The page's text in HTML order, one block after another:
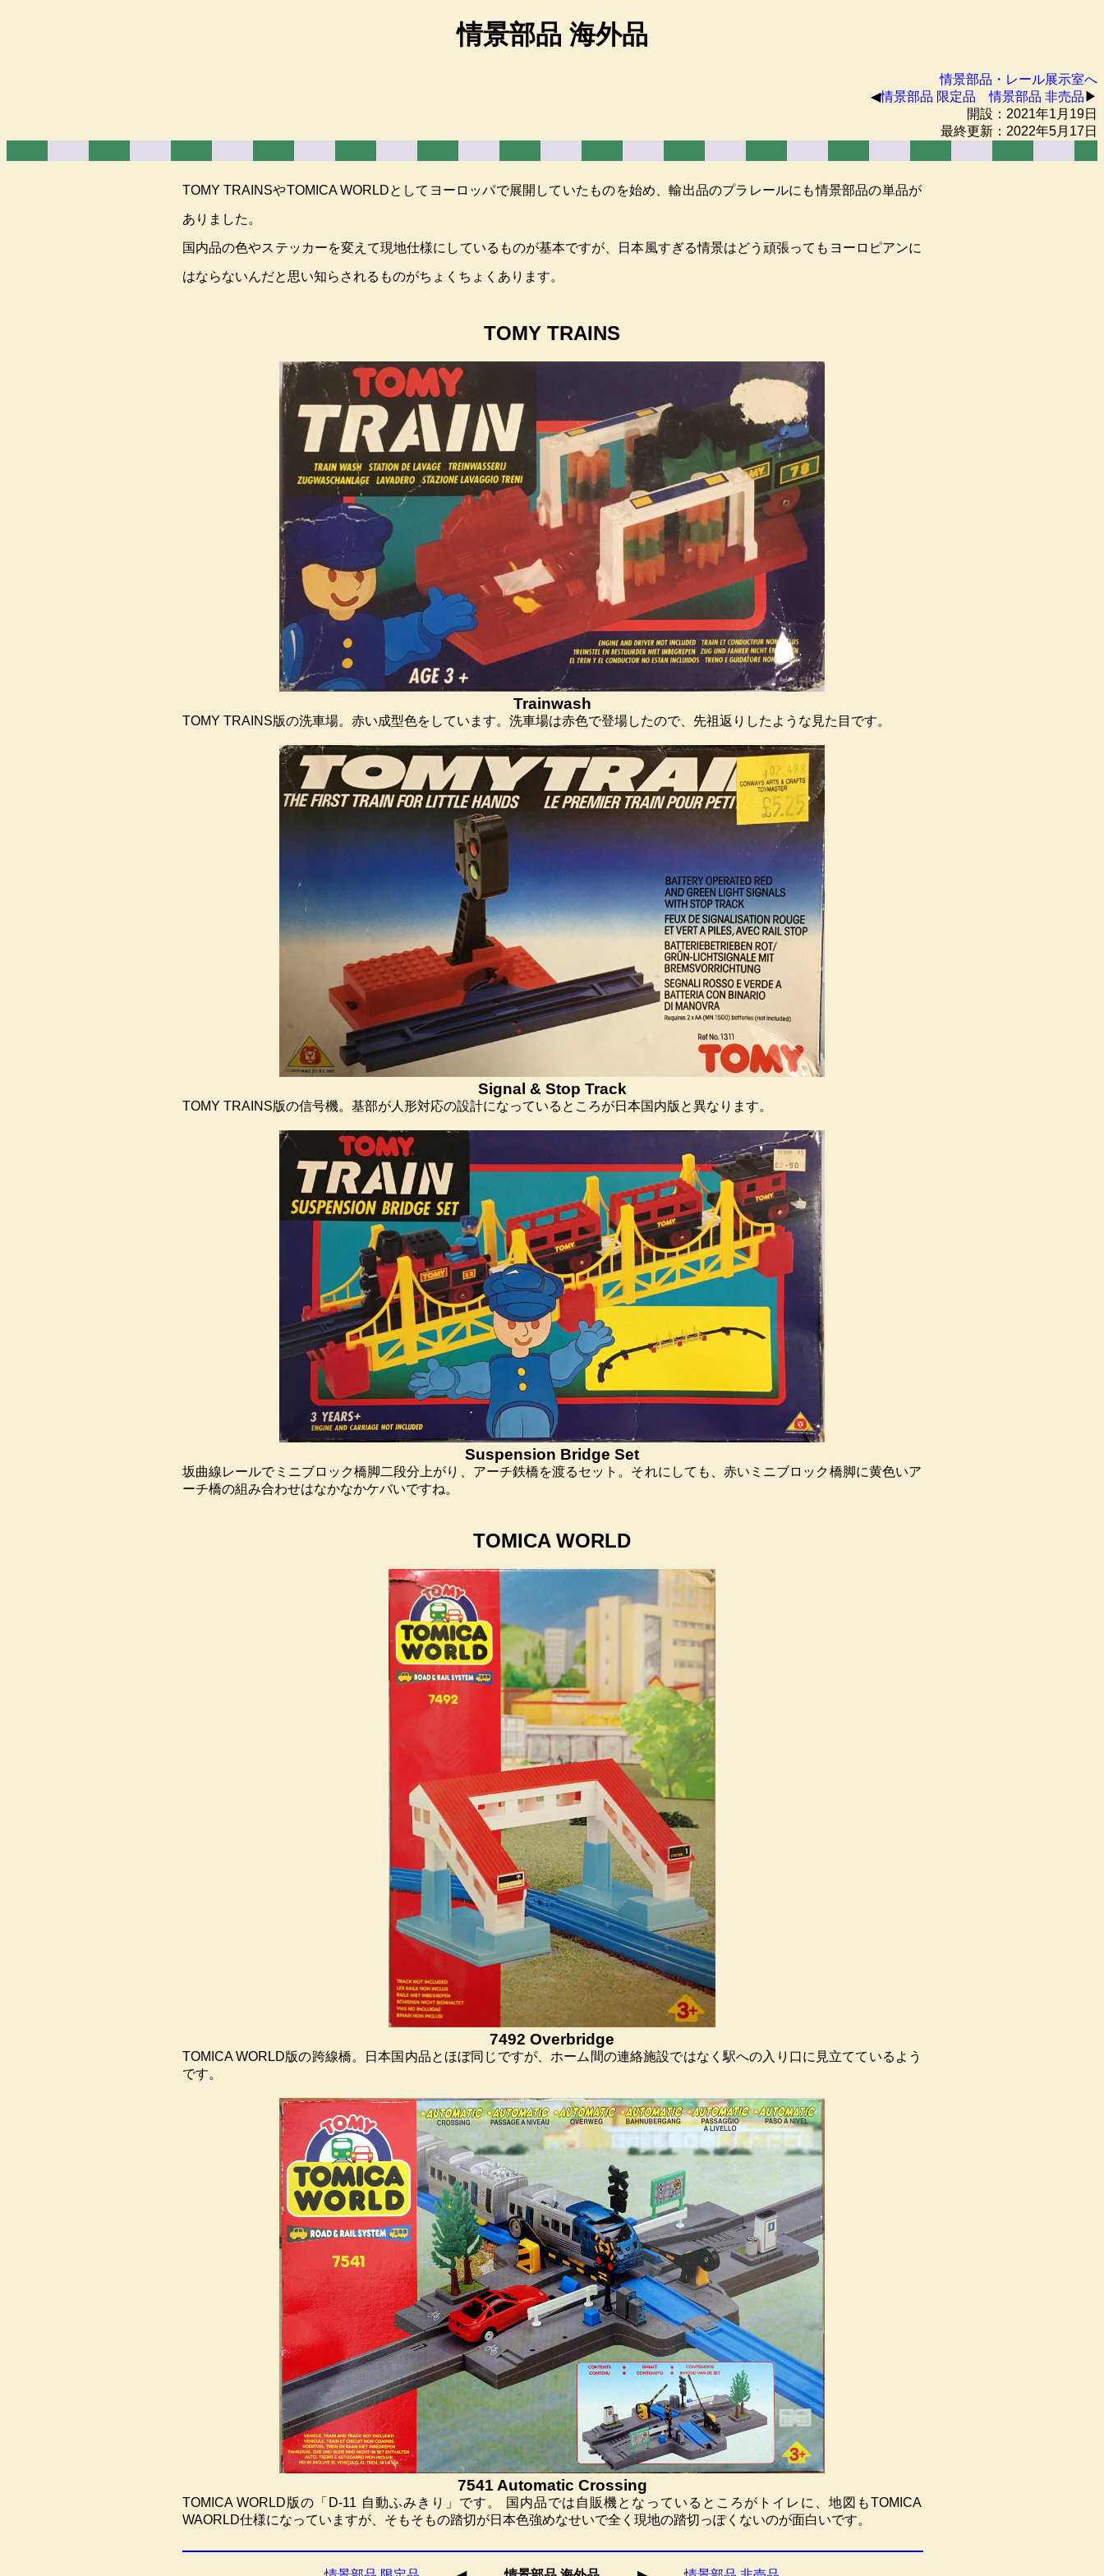
情景部品 海外品
情景部品・レール展示室へ
◀︎情景部品 限定品 情景部品 非売品 ▶︎
開設：2021年1月19日
最終更新：2022年5月17日
TOMY TRAINSやTOMICA WORLDとしてヨーロッパで展開していたものを始め、輸出品のプラレールにも情景部品の単品が
ありました。
国内品の色やステッカーを変えて現地仕様にしているものが基本ですが、日本風すぎる情景はどう頑張ってもヨーロピアンに
はならないんだと思い知らされるものがちょくちょくあります。
TOMY TRAINS
Trainwash
TOMY TRAINS版の洗車場。赤い成型色をしています。洗車場は赤色で登場したので、先祖返りしたような見た目です。
Signal & Stop Track
TOMY TRAINS版の信号機。基部が人形対応の設計になっているところが日本国内版と異なります。
Suspension Bridge Set
坂曲線レールでミニブロック橋脚二段分上がり、アーチ鉄橋を渡るセット。それにしても、赤いミニブロック橋脚に黄色いア
ーチ橋の組み合わせはなかなかケバいですね。
TOMICA WORLD
7492 Overbridge
TOMICA WORLD版の跨線橋。日本国内品とほぼ同じですが、ホーム間の連絡施設ではなく駅への入り口に見立てているよう
です。
7541 Automatic Crossing
TOMICA WORLD版の「D-11 自動ふみきり」です。 国内品では自販機となっているところがトイレに、地図もTOMICA
WAORLD仕様になっていますが、そもそもの踏切が日本色強めなせいで全く現地の踏切っぽくないのが面白いです。